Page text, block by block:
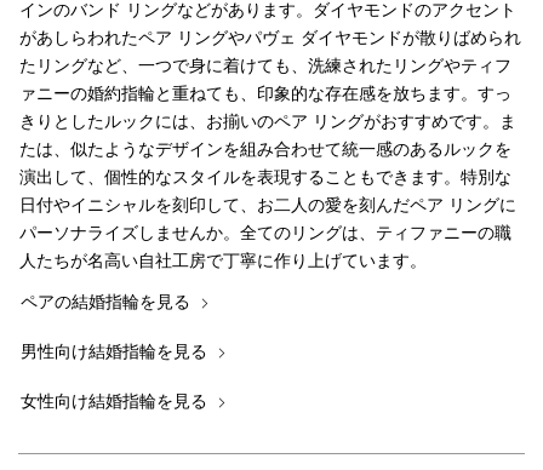
インのバンド リングなどがあります。ダイヤモンドのアクセント
があしらわれたペア リングやパヴェ ダイヤモンドが散りばめられ
たリングなど、一つで身に着けても、洗練されたリングやティフ
ァニーの婚約指輪と重ねても、印象的な存在感を放ちます。すっ
きりとしたルックには、お揃いのペア リングがおすすめです。ま
たは、似たようなデザインを組み合わせて統一感のあるルックを
演出して、個性的なスタイルを表現することもできます。特別な
日付やイニシャルを刻印して、お二人の愛を刻んだペア リングに
パーソナライズしませんか。全てのリングは、ティファニーの職
人たちが名高い自社工房で丁寧に作り上げています。
ペアの結婚指輪を見る
男性向け結婚指輪を見る
女性向け結婚指輪を見る